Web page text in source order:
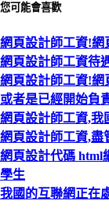
您可能會喜歡
網頁設計師工資!網
網頁設計師工資待
網頁設計師工資!網
或者是已經開始負
網頁設計師工資,我
網頁設計師工資,盡
網頁設計代碼 html
學生
我國的互聯網正在